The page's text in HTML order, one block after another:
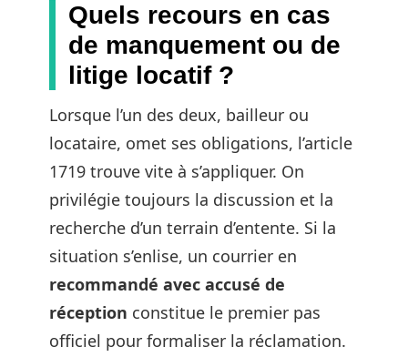
Quels recours en cas
de manquement ou de
litige locatif ?
Lorsque l’un des deux, bailleur ou
locataire, omet ses obligations, l’article
1719 trouve vite à s’appliquer. On
privilégie toujours la discussion et la
recherche d’un terrain d’entente. Si la
situation s’enlise, un courrier en
recommandé avec accusé de
réception constitue le premier pas
officiel pour formaliser la réclamation.